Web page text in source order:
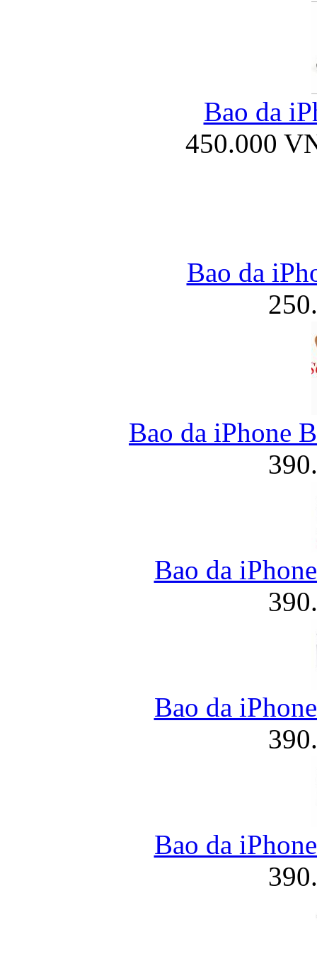
Bao da
450.000
Bao da
Bao da iPhone
Bao da
Bao da
Bao da